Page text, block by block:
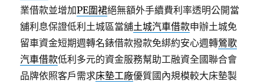
業借款並增加PE圍裙絕無額外手續費利率透明公開當
舖利息保證低利土城區當舖土城汽車借款申辦土城免
留車資金短期週轉名錶借款撥款免綁約安心週轉鶯歌
汽車借款低利多元的資金服務幫助工融資全國聯合會
品牌依照客戶需求床墊工廠優質國內規模較大床墊製